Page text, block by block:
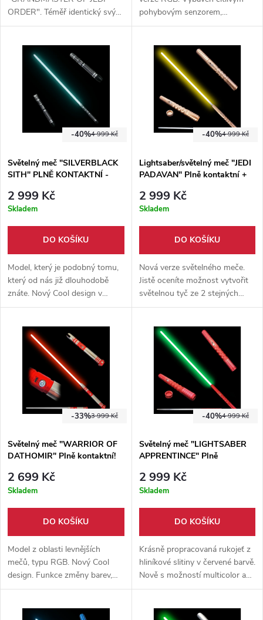
ORDER". Téměř identický svým
vzhledem, však zhotovený v
novějším provedením starých
pohybovým senzorem,
možnost změnit barvu čepele,
4 999 Kč
-40%
Světelný meč "SILVERBLACK
SITH" PLNĚ KONTAKTNÍ -
2 999 Kč
Skladem
DO KOŠÍKU
Model, který je podobný tomu,
který od nás již dlouhodobě
znáte. Nový Cool design v
stříbrno-černém zbarvení.
senzor, dotykový senzor a
mnoho dalších.
4 999 Kč
-40%
Lightsaber/světelný meč "JEDI
PADAVAN" Plně kontaktní +
2 999 Kč
Skladem
DO KOŠÍKU
Nová verze světelného meče.
Jistě oceníte možnost vytvořit
světelnou tyč ze 2 stejných
modelů + možnost změnit
3 999 Kč
-33%
Světelný meč "WARRIOR OF
DATHOMIR" Plně kontaktní!
2 699 Kč
Skladem
DO KOŠÍKU
Model z oblasti levnějších
mečů, typu RGB. Nový Cool
design. Funkce změny barev,
pohybový senzor, dotykový
4 999 Kč
-40%
Světelný meč "LIGHTSABER
APPRENTINCE" Plně
2 999 Kč
Skladem
DO KOŠÍKU
Krásně propracovaná rukojeť z
hliníkové slitiny v červené barvě.
Nově s možností multicolor a
šroubovacím závitem, díky
kusy ve světelnou tyč!